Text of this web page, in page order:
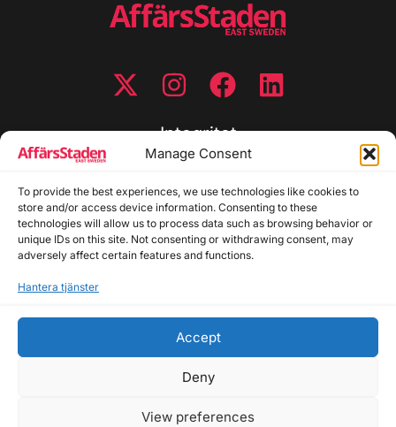
Manage Consent
To provide the best experiences, we use technologies like cookies to
store and/or access device information. Consenting to these
technologies will allow us to process data such as browsing behavior or
unique IDs on this site. Not consenting or withdrawing consent, may
adversely affect certain features and functions.
Hantera tjänster
Accept
Deny
View preferences
Integritet
Cookiepolicy
Disclaimer
Redaktionell policy
Utgivarinformation
Allmänna frågor: info@affarsstaden.se | Tipsa
annons@affarsstaden.se
© 2026 Affärsstaden.se | 2025 Alla rättigheter